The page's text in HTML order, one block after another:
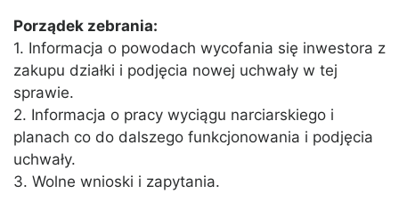
Porządek zebrania:
1. Informacja o powodach wycofania się inwestora z
zakupu działki i podjęcia nowej uchwały w tej
sprawie.
2. Informacja o pracy wyciągu narciarskiego i
planach co do dalszego funkcjonowania i podjęcia
uchwały.
3. Wolne wnioski i zapytania.